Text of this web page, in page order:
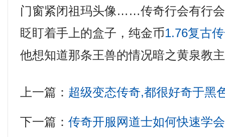
门窗紧闭祖玛头像……传奇行会有行
眨盯着手上的盒子，纯金币1.76复古
他想知道那条王兽的情况暗之黄泉教
上一篇： 超级变态传奇,都很好奇于黑
下一篇：传奇开服网道士如何快速学